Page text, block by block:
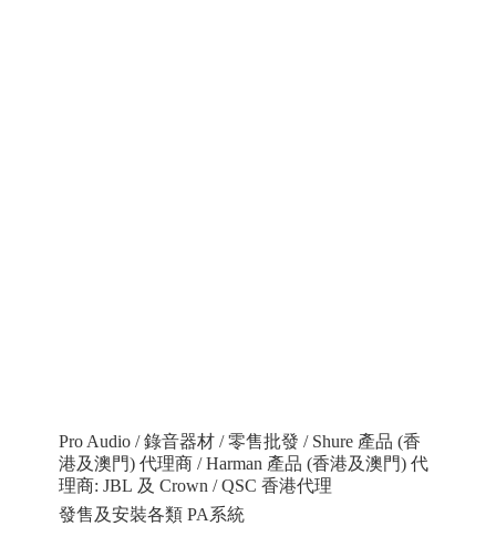
Pro Audio / 錄音器材 / 零售批發 / Shure 產品 (香
港及澳門) 代理商 / Harman 產品 (香港及澳門) 代
理商: JBL 及 Crown / QSC 香港代理
發售及安裝各類 PA系統